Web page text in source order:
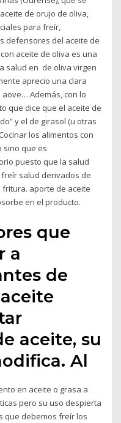
de orujo de oliva,
para freír,
defensores del aceite de
aceite de oliva es una
salud en de oliva virgen
aprecio una clara
Además, con lo
que dice que el aceite de
y el de girasol (u otras
los alimentos con
sino que es
puesto que la salud
salud derivados de
aporte de aceite
en el producto.
que
a
de
aceite, su
Al
en aceite o grasa a
pero su uso despierta
que debemos freír los